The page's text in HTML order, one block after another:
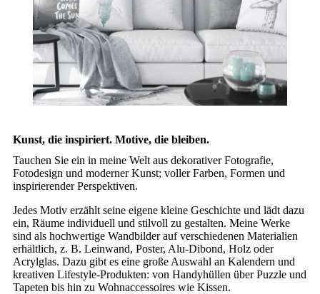
Kunst, die inspiriert. Motive, die bleiben.
Tauchen Sie ein in meine Welt aus dekorativer Fotografie,
Fotodesign und moderner Kunst; voller Farben, Formen und
inspirierender Perspektiven.
Jedes Motiv erzählt seine eigene kleine Geschichte und lädt dazu
ein, Räume individuell und stilvoll zu gestalten. Meine Werke
sind als hochwertige Wandbilder auf verschiedenen Materialien
erhältlich, z. B. Leinwand, Poster, Alu-Dibond, Holz oder
Acrylglas. Dazu gibt es eine große Auswahl an Kalendern und
kreativen Lifestyle-Produkten: von Handyhüllen über Puzzle und
Tapeten bis hin zu Wohnaccessoires wie Kissen.